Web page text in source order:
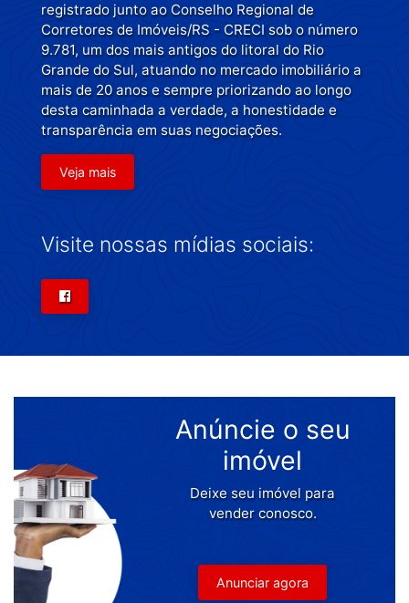
registrado junto ao Conselho Regional de
Corretores de Imóveis/RS - CRECI sob o número
9.781, um dos mais antigos do litoral do Rio
Grande do Sul, atuando no mercado imobiliário a
mais de 20 anos e sempre priorizando ao longo
desta caminhada a verdade, a honestidade e
transparência em suas negociações.
Veja mais
Visite nossas mídias sociais:
Anúncie o seu
imóvel
Deixe seu imóvel para
vender conosco.
Anunciar agora